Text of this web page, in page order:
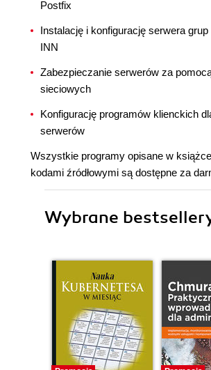
Postfix
Instalację i konfigurację serwera
INN
Zabezpieczanie serwerów za
sieciowych
Konfigurację programów klienckich
serwerów
Wszystkie programy opisane w
kodami źródłowymi są dostępne za
Wybrane